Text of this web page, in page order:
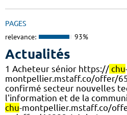
PAGES
relevance: 93%
Actualités
1 Acheteur sénior https:// chu
montpellier.mstaff.co/offer/
confirmé secteur nouvelles
l'information et de la
chu-montpellier.mstaff.co/